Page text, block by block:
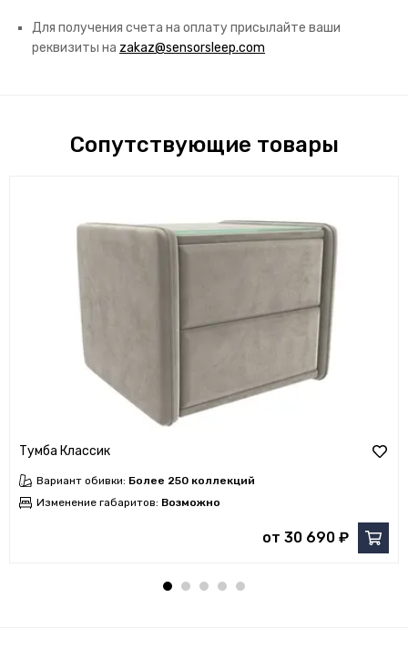
Для получения счета на оплату присылайте ваши
реквизиты на zakaz@sensorsleep.com
Сопутствующие товары
Тумба Классик
Вариант обивки: Более 250 коллекций
Изменение габаритов: Возможно
от 30 690 ₽